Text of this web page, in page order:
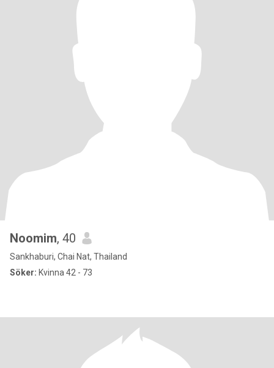
Noomim, 40
Sankhaburi, Chai Nat, Thailand
Söker: Kvinna 42 - 73